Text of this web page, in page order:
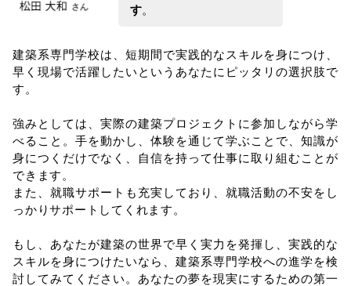
す。
建築系専門学校は、短期間で実践的なスキルを身につけ、
早く現場で活躍したいというあなたにピッタリの選択肢で
す。
強みとしては、実際の建築プロジェクトに参加しながら学
べること。手を動かし、体験を通じて学ぶことで、知識が
身につくだけでなく、自信を持って仕事に取り組むことが
できます。
また、就職サポートも充実しており、就職活動の不安をし
っかりサポートしてくれます。
もし、あなたが建築の世界で早く実力を発揮し、実践的な
スキルを身につけたいなら、建築系専門学校への進学を検
討してみてください。あなたの夢を現実にするための第一